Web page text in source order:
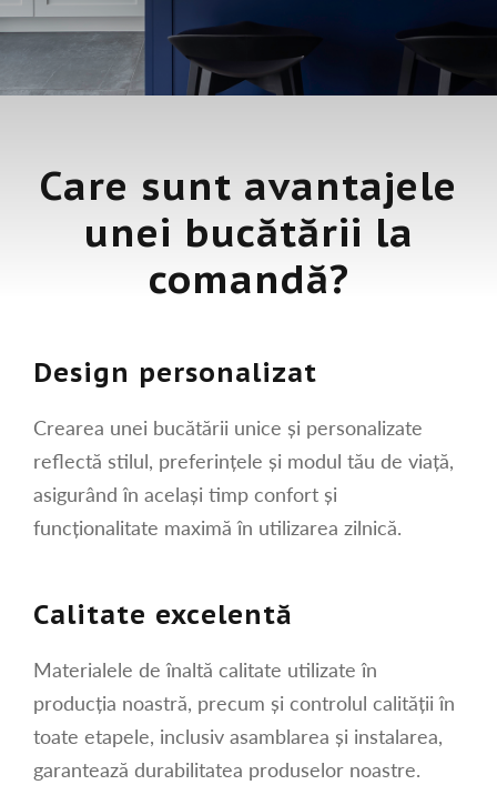
Care sunt avantajele
unei bucătării la
comandă?
Design personalizat
Crearea unei bucătării unice și personalizate
reflectă stilul, preferințele și modul tău de viață,
asigurând în același timp confort și
funcționalitate maximă în utilizarea zilnică.
Calitate excelentă
Materialele de înaltă calitate utilizate în
producția noastră, precum și controlul calității în
toate etapele, inclusiv asamblarea și instalarea,
garantează durabilitatea produselor noastre.